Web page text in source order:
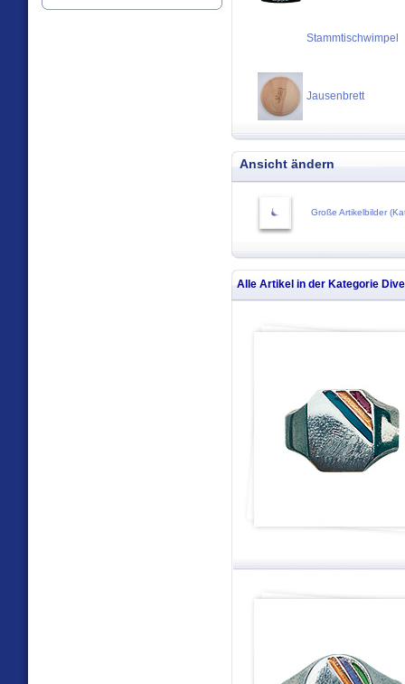
Stammtischwimpel
Jausenbrett
Ansicht ändern
Große Artikelbilder
Alle Artikel in der Kategorie